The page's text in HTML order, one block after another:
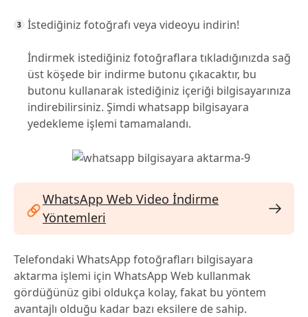
İstediğiniz fotoğrafı veya videoyu indirin!
İndirmek istediğiniz fotoğraflara tıkladığınızda sağ
üst köşede bir indirme butonu çıkacaktır, bu
butonu kullanarak istediğiniz içeriği bilgisayarınıza
indirebilirsiniz. Şimdi whatsapp bilgisayara
yedekleme işlemi tamamalandı.
WhatsApp Web Video İndirme
Yöntemleri
Telefondaki WhatsApp fotoğrafları bilgisayara
aktarma işlemi için WhatsApp Web kullanmak
gördüğünüz gibi oldukça kolay, fakat bu yöntem
avantajlı olduğu kadar bazı eksilere de sahip.